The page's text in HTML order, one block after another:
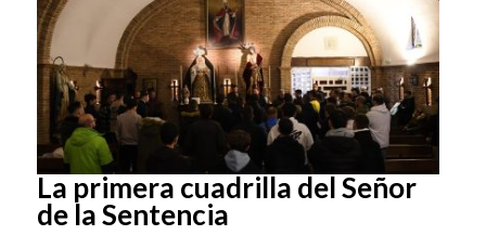
La primera cuadrilla del Señor
de la Sentencia